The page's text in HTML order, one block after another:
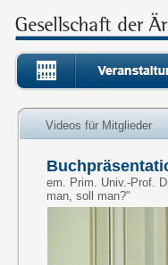
Videos für Mitglieder
em. Prim. Univ.-Prof.
man, soll man?"